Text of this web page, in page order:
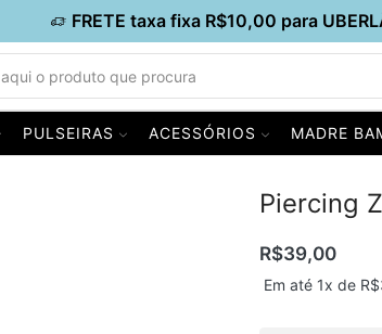
FRETE taxa fixa R$10,00 para
PULSEIRAS ACESSÓRIOS MADRE
Piercing
R$39,00
Em até 1x de R$